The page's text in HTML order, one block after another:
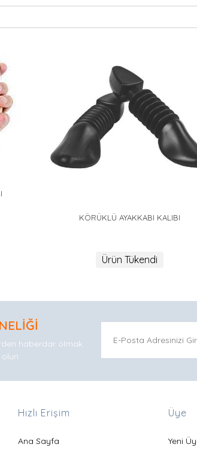
KÖRÜKLÜ AYAKKABI KALIBI
Ürün Tükendi
haberdar olmak
Hızlı Erişim
Ana Sayfa
Üye
Yeni